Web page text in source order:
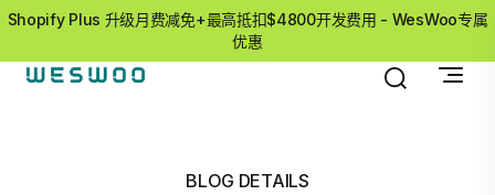
Shopify Plus 升级月费减免+最高抵扣$4800开发费用 - WesWoo专属
优惠
BLOG DETAILS